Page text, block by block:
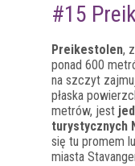
#15
Preikestolen,
ponad 600
na szczyt
płaska
metrów, jest
turystycznych
się tu promem
miasta